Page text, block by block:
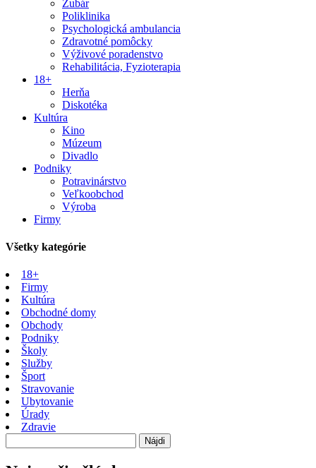
Zubár
Poliklinika
Psychologická ambulancia
Zdravotné pomôcky
Výživové poradenstvo
Rehabilitácia, Fyzioterapia
18+
Herňa
Diskotéka
Kultúra
Kino
Múzeum
Divadlo
Podniky
Potravinárstvo
Veľkoobchod
Výroba
Firmy
Všetky kategórie
18+
Firmy
Kultúra
Obchodné domy
Obchody
Podniky
Školy
Služby
Šport
Stravovanie
Ubytovanie
Úrady
Zdravie